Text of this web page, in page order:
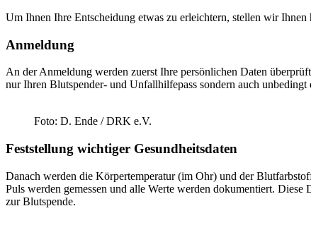
Um Ihnen Ihre Entscheidung etwas zu erleichtern, stellen wir
Anmeldung
An der Anmeldung werden zuerst Ihre persönlichen Daten
nur Ihren Blutspender- und Unfallhilfepass sondern auch
Foto: D. Ende / DRK e.V.
Feststellung wichtiger Gesundheitsdaten
Danach werden die Körpertemperatur (im Ohr) und der
Puls werden gemessen und alle Werte werden dokumentiert.
zur Blutspende.